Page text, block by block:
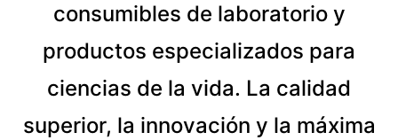
consumibles de laboratorio y
productos especializados para
ciencias de la vida. La calidad
superior, la innovación y la máxima